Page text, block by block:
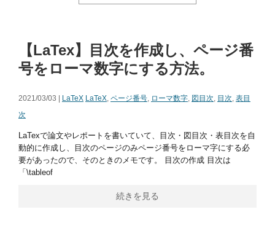
【LaTex】目次を作成し、ページ番
号をローマ数字にする方法。
2021/03/03 | LaTeX LaTeX, ページ番号, ローマ数字, 図目次, 目次, 表目
次
LaTexで論文やレポートを書いていて、目次・図目次・表目次を自
動的に作成し、目次のページのみページ番号をローマ字にする必
要があったので、そのときのメモです。 目次の作成 目次は
「\tableof
続きを見る